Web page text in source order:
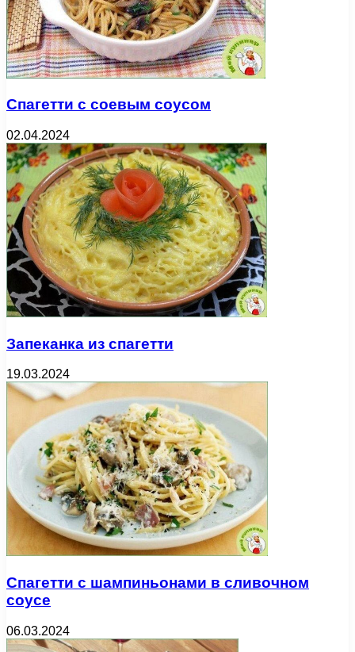
Спагетти с соевым соусом
02.04.2024
Запеканка из спагетти
19.03.2024
Спагетти с шампиньонами в сливочном
соусе
06.03.2024